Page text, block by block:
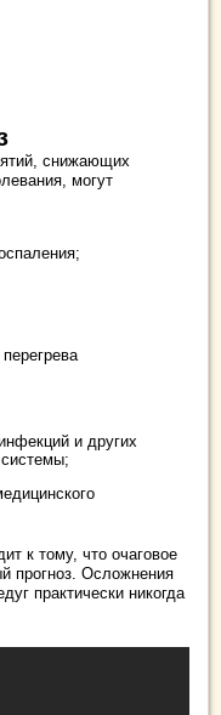
снижающих
могут
и других
к тому, что очаговое
прогноз. Осложнения
практически никогда